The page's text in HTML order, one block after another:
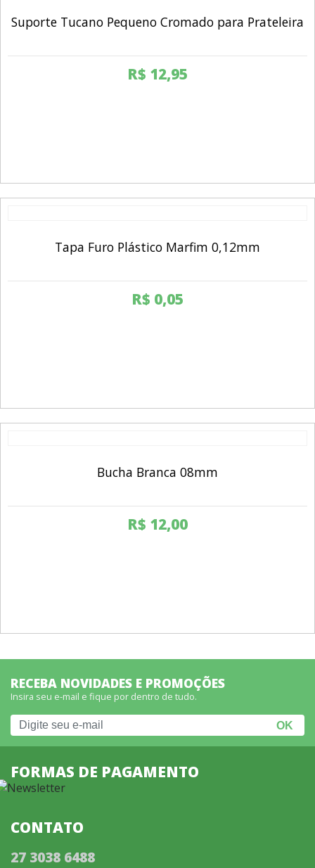
Suporte Tucano Pequeno Cromado para Prateleira
R$ 12,95
Tapa Furo Plástico Marfim 0,12mm
R$ 0,05
Bucha Branca 08mm
R$ 12,00
RECEBA NOVIDADES E PROMOÇÕES
Insira seu e-mail e fique por dentro de tudo.
FORMAS DE PAGAMENTO
CONTATO
27 3038 6488